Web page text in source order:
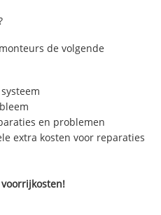
de volgende
en problemen
extra kosten voor reparaties